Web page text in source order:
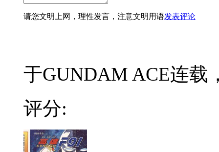
请您文明上网，理性发言，注意文明用语发表评论
于GUNDAM ACE连载
评分: